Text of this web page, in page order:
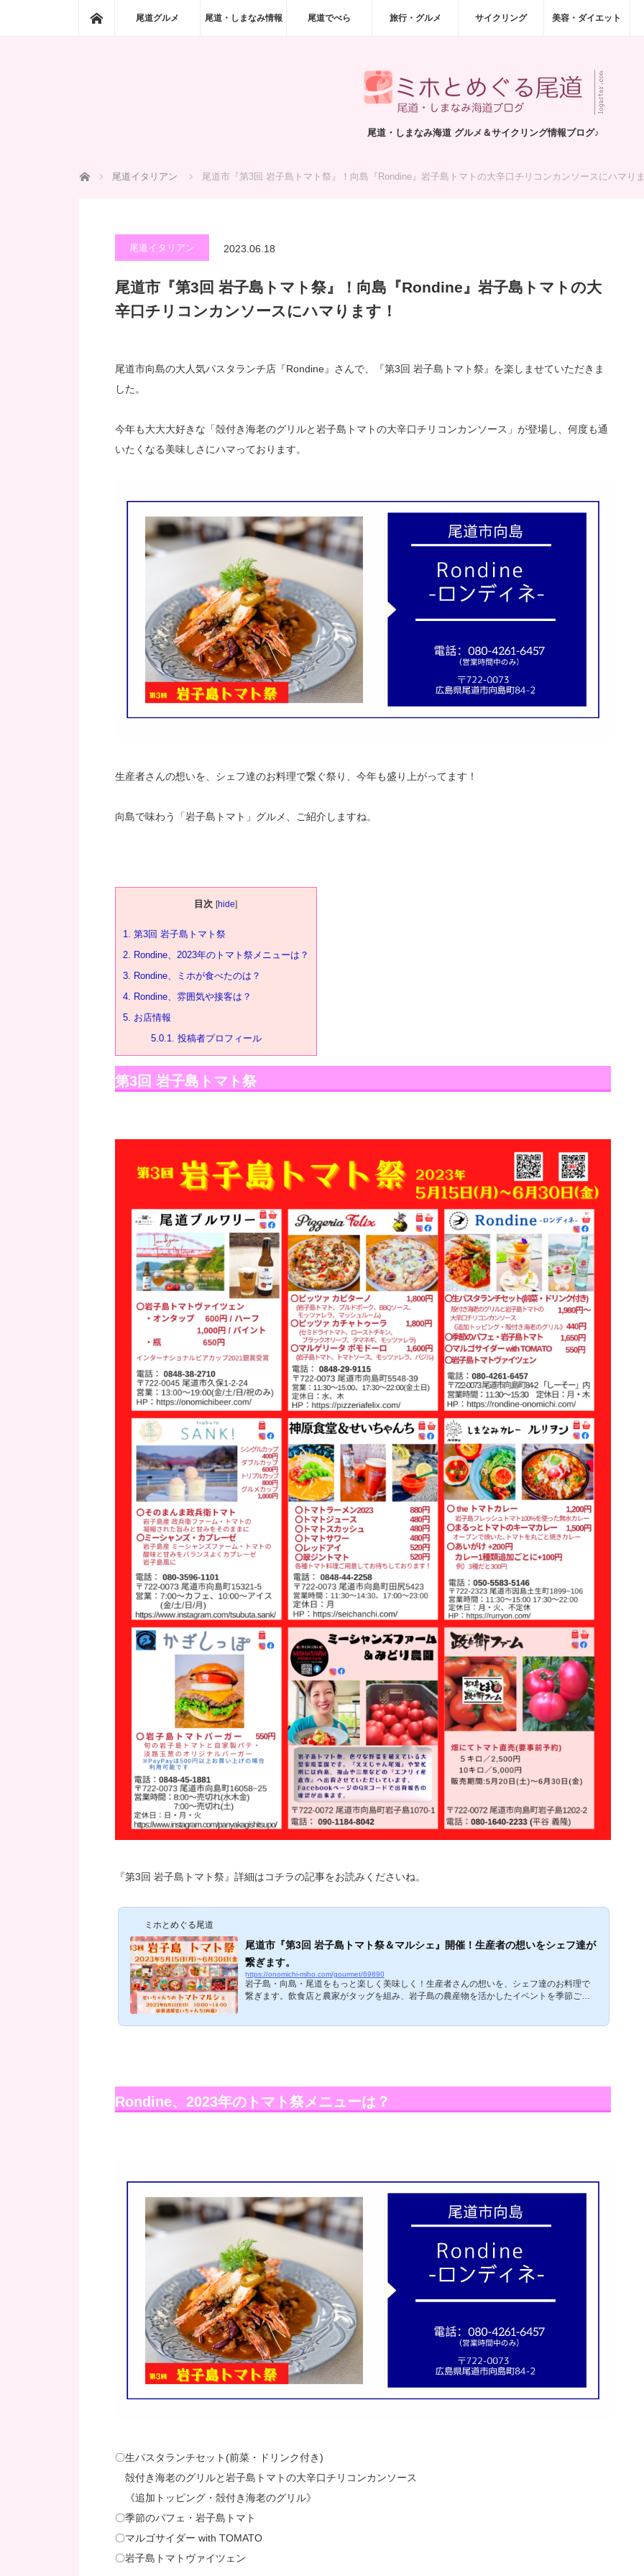
ホーム尾道グルメ 尾道・しまなみ情報 尾道でべら 旅行・グルメ サイクリング 美容・ダイエット
尾道・しまなみ海道 グルメ＆サイクリング情報ブログ♪
ホーム 尾道イタリアン 尾道市『第3回 岩子島トマト祭』！向島『Rondine』岩子島トマトの大辛口チリコンカンソースにハマり
尾道イタリアン 2023.06.18
尾道市『第3回 岩子島トマト祭』！向島『Rondine』岩子島トマトの大
辛口チリコンカンソースにハマります！
尾道市向島の大人気パスタランチ店『Rondine』さんで、『第3回 岩子島トマト祭』を楽しませていただきま
した。
今年も大大大好きな「殻付き海老のグリルと岩子島トマトの大辛口チリコンカンソース」が登場し、何度も通
いたくなる美味しさにハマっております。
生産者さんの想いを、シェフ達のお料理で繋ぐ祭り、今年も盛り上がってます！
向島で味わう「岩子島トマト」グルメ、ご紹介しますね。
目次 [hide]
1.
第3回 岩子島トマト祭
2. Rondine、2023年のトマト祭メニューは？
3. Rondine、ミホが食べたのは？
4. Rondine、雰囲気や接客は？
5. お店情報
5.0.1.
投稿者プロフィール
第3回 岩子島トマト祭
『第3回 岩子島トマト祭』詳細はコチラの記事をお読みくださいね。
ミホとめぐる尾道
尾道市『第3回 岩子島トマト祭＆マルシェ』開催！生産者の想いをシェフ達が
繋ぎます。
https://onomichi-miho.com/gourmet/69890
岩子島・向島・尾道をもっと楽しく美味しく！生産者さんの想いを、シェフ達のお料理で
繋ぎます。飲食店と農家がタッグを組み、岩子島の農産物を活かしたイベントを季節ごと
Rondine、2023年のトマト祭メニューは？
〇生パスタランチセット(前菜・ドリンク付き)
殻付き海老のグリルと岩子島トマトの大辛口チリコンカンソース
《追加トッピング・殻付き海老のグリル》
〇季節のパフェ・岩子島トマト
〇マルゴサイダー with TOMATO
〇岩子島トマトヴァイツェン